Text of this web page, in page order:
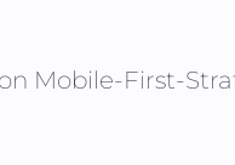
Mobile-First-